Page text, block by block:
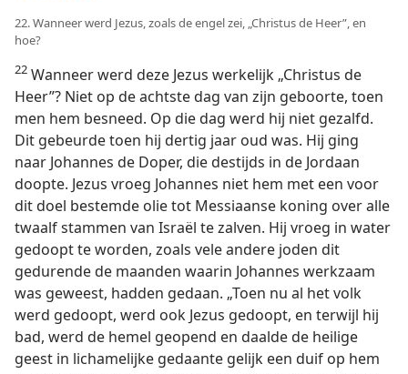
22. Wanneer werd Jezus, zoals de engel zei, „Christus de Heer”, en
hoe?
22 Wanneer werd deze Jezus werkelijk „Christus de
Heer”? Niet op de achtste dag van zijn geboorte, toen
men hem besneed. Op die dag werd hij niet gezalfd.
Dit gebeurde toen hij dertig jaar oud was. Hij ging
naar Johannes de Doper, die destijds in de Jordaan
doopte. Jezus vroeg Johannes niet hem met een voor
dit doel bestemde olie tot Messiaanse koning over alle
twaalf stammen van Israël te zalven. Hij vroeg in water
gedoopt te worden, zoals vele andere joden dit
gedurende de maanden waarin Johannes werkzaam
was geweest, hadden gedaan. „Toen nu al het volk
werd gedoopt, werd ook Jezus gedoopt, en terwijl hij
bad, werd de hemel geopend en daalde de heilige
geest in lichamelijke gedaante gelijk een duif op hem